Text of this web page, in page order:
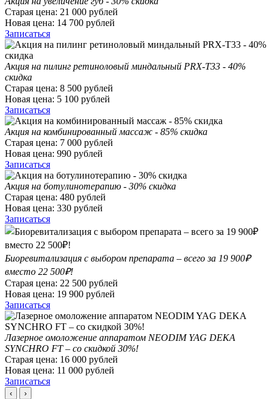
Старая цена: 21 000 рублей
Новая цена: 14 700 рублей
Записаться
Акция на пилинг ретиноловый миндальный PRX-T33 - 40%
скидка
Старая цена: 8 500 рублей
Новая цена: 5 100 рублей
Записаться
Акция на комбинированный массаж - 85% скидка
Старая цена: 7 000 рублей
Новая цена: 990 рублей
Записаться
Акция на ботулинотерапию - 30% скидка
Старая цена: 480 рублей
Новая цена: 330 рублей
Записаться
Биоревитализация с выбором препарата – всего за 19 900₽
вместо 22 500₽!
Старая цена: 22 500 рублей
Новая цена: 19 900 рублей
Записаться
Лазерное омоложение аппаратом NEODIM YAG DEKA
SYNCHRO FT – со скидкой 30%!
Старая цена: 16 000 рублей
Новая цена: 11 000 рублей
Записаться
‹ ›